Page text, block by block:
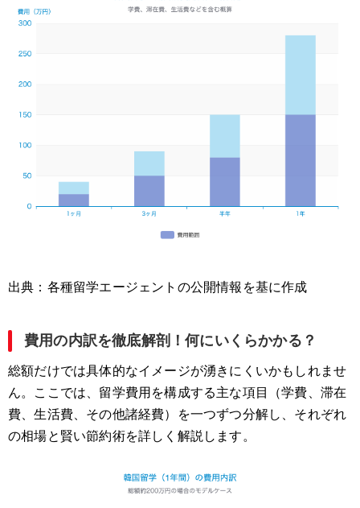
出典：各種留学エージェントの公開情報を基に作成
費用の内訳を徹底解剖！何にいくらかかる？
総額だけでは具体的なイメージが湧きにくいかもしれませ
ん。ここでは、留学費用を構成する主な項目（学費、滞在
費、生活費、その他諸経費）を一つずつ分解し、それぞれ
の相場と賢い節約術を詳しく解説します。